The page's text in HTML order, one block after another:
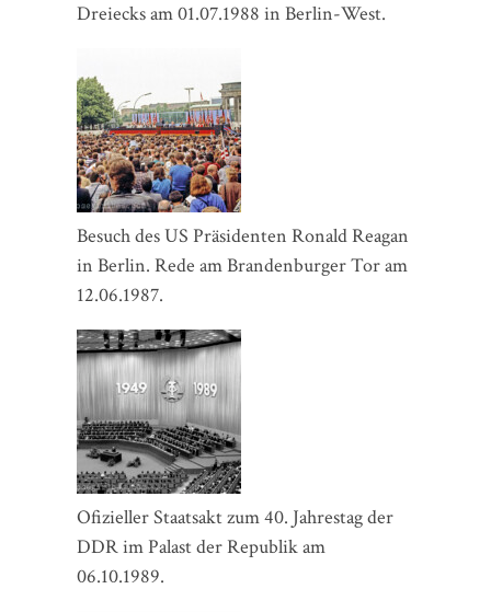
Dreiecks am 01.07.1988 in Berlin-West.
Besuch des US Präsidenten Ronald Reagan
in Berlin. Rede am Brandenburger Tor am
12.06.1987.
Ofizieller Staatsakt zum 40. Jahrestag der
DDR im Palast der Republik am
06.10.1989.